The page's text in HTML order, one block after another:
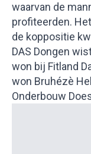
waarvan de
profiteerden.
de koppositie
DAS Dongen
won bij Fitland
won Bruhézè
Onderbouw